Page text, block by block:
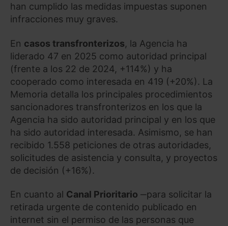
han cumplido las medidas impuestas suponen
infracciones muy graves.
En casos transfronterizos, la Agencia ha
liderado 47 en 2025 como autoridad principal
(frente a los 22 de 2024, +114%) y ha
cooperado como interesada en 419 (+20%). La
Memoria detalla los principales procedimientos
sancionadores transfronterizos en los que la
Agencia ha sido autoridad principal y en los que
ha sido autoridad interesada. Asimismo, se han
recibido 1.558 peticiones de otras autoridades,
solicitudes de asistencia y consulta, y proyectos
de decisión (+16%).
En cuanto al Canal Prioritario ‒para solicitar la
retirada urgente de contenido publicado en
internet sin el permiso de las personas que